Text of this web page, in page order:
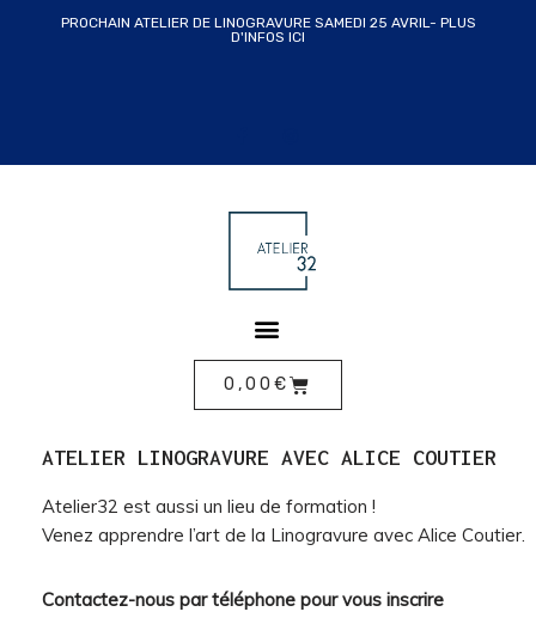
PROCHAIN ATELIER DE LINOGRAVURE SAMEDI 25 AVRIL- PLUS
D'INFOS ICI
0,00 €
ATELIER LINOGRAVURE AVEC ALICE COUTIER
Atelier32 est aussi un lieu de formation !
Venez apprendre l’art de la Linogravure avec Alice Coutier.
Contactez-nous par téléphone pour vous inscrire